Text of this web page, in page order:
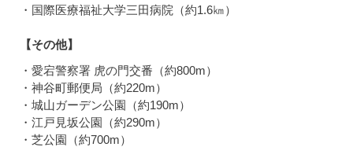
・国際医療福祉大学三田病院（約1.6㎞）
【その他】
・愛宕警察署 虎の門交番（約800m）
・神谷町郵便局（約220m）
・城山ガーデン公園（約190m）
・江戸見坂公園（約290m）
・芝公園（約700m）